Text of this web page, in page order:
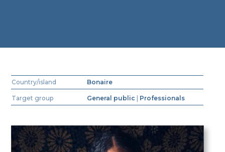
Country/island Bonaire
Target group General public Professionals